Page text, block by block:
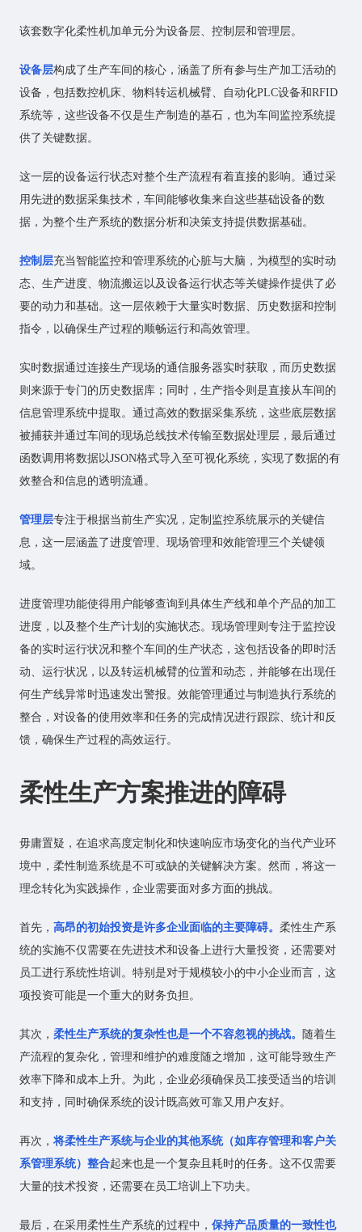
该套数字化柔性机加单元分为设备层、控制层和管理层。
设备层构成了生产车间的核心，涵盖了所有参与生产加工活动的
设备，包括数控机床、物料转运机械臂、自动化PLC设备和RFID
系统等，这些设备不仅是生产制造的基石，也为车间监控系统提
供了关键数据。
这一层的设备运行状态对整个生产流程有着直接的影响。通过采
用先进的数据采集技术，车间能够收集来自这些基础设备的数
据，为整个生产系统的数据分析和决策支持提供数据基础。
控制层充当智能监控和管理系统的心脏与大脑，为模型的实时动
态、生产进度、物流搬运以及设备运行状态等关键操作提供了必
要的动力和基础。这一层依赖于大量实时数据、历史数据和控制
指令，以确保生产过程的顺畅运行和高效管理。
实时数据通过连接生产现场的通信服务器实时获取，而历史数据
则来源于专门的历史数据库；同时，生产指令则是直接从车间的
信息管理系统中提取。通过高效的数据采集系统，这些底层数据
被捕获并通过车间的现场总线技术传输至数据处理层，最后通过
函数调用将数据以JSON格式导入至可视化系统，实现了数据的有
效整合和信息的透明流通。
管理层专注于根据当前生产实况，定制监控系统展示的关键信
息，这一层涵盖了进度管理、现场管理和效能管理三个关键领
域。
进度管理功能使得用户能够查询到具体生产线和单个产品的加工
进度，以及整个生产计划的实施状态。现场管理则专注于监控设
备的实时运行状况和整个车间的生产状态，这包括设备的即时活
动、运行状况，以及转运机械臂的位置和动态，并能够在出现任
何生产线异常时迅速发出警报。效能管理通过与制造执行系统的
整合，对设备的使用效率和任务的完成情况进行跟踪、统计和反
馈，确保生产过程的高效运行。
柔性生产方案推进的障碍
毋庸置疑，在追求高度定制化和快速响应市场变化的当代产业环
境中，柔性制造系统是不可或缺的关键解决方案。然而，将这一
理念转化为实践操作，企业需要面对多方面的挑战。
首先， 高昂的初始投资是许多企业面临的主要障碍。 柔性生产系
统的实施不仅需要在先进技术和设备上进行大量投资，还需要对
员工进行系统性培训。特别是对于规模较小的中小企业而言，这
项投资可能是一个重大的财务负担。
其次， 柔性生产系统的复杂性也是一个不容忽视的挑战。
随着生
产流程的复杂化，管理和维护的难度随之增加，这可能导致生产
效率下降和成本上升。为此，企业必须确保员工接受适当的培训
和支持，同时确保系统的设计既高效可靠又用户友好。
再次， 将柔性生产系统与企业的其他系统（如库存管理和客户关
系管理系统）整合起来也是一个复杂且耗时的任务。这不仅需要
大量的技术投资，还需要在员工培训上下功夫。
最后，在采用柔性生产系统的过程中， 保持产品质量的一致性也